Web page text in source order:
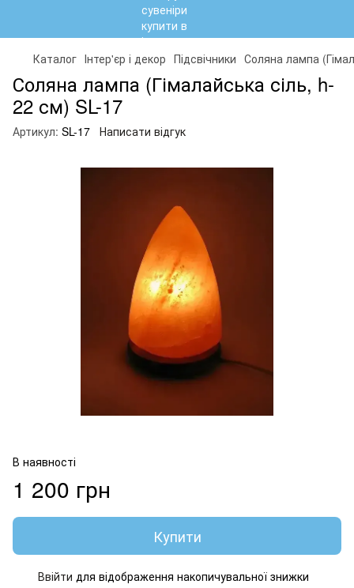
Каталог Інтер'єр і декор Підсвічники Соляна лампа
Соляна лампа (Гімалайська сіль, h-
22 см) SL-17
Артикул: SL-17 Написати відгук
В наявності
1 200 грн
Купити
Ввійти для відображення накопичувальної знижки